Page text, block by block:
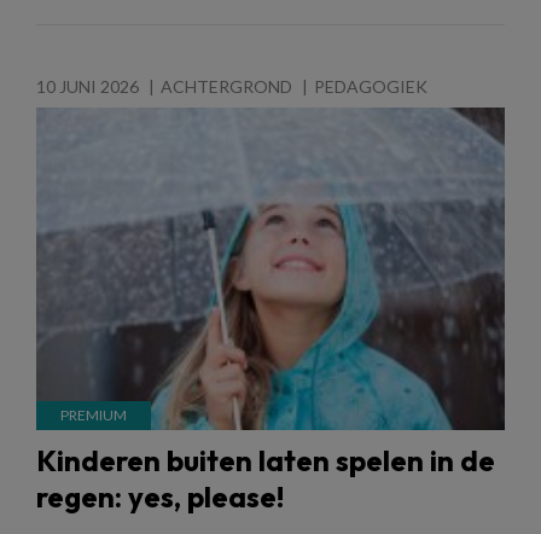
10 JUNI 2026 ACHTERGROND PEDAGOGIEK
Kinderen buiten laten spelen in de
regen: yes, please!